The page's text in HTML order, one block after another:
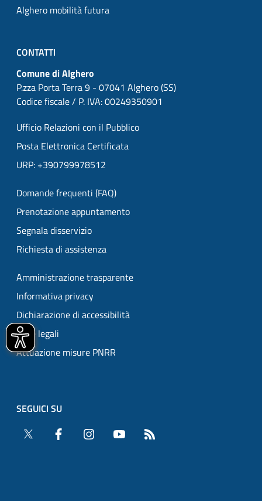
Alghero mobilità futura
CONTATTI
Comune di Alghero
P.zza Porta Terra 9 - 07041 Alghero (SS)
Codice fiscale / P. IVA: 00249350901
Ufficio Relazioni con il Pubblico
Posta Elettronica Certificata
URP: +390799978512
Domande frequenti (FAQ)
Prenotazione appuntamento
Segnala disservizio
Richiesta di assistenza
Amministrazione trasparente
Informativa privacy
Dichiarazione di accessibilità
Note legali
Attuazione misure PNRR
SEGUICI SU
Twitter
Facebook Instagram YouTube